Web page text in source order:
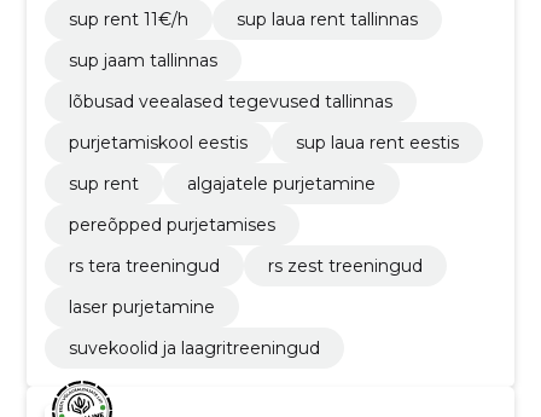
sup rent 11€/h
sup laua rent tallinnas
sup jaam tallinnas
lõbusad veealased tegevused tallinnas
purjetamiskool eestis
sup laua rent eestis
sup rent
algajatele purjetamine
pereõpped purjetamises
rs tera treeningud
rs zest treeningud
laser purjetamine
suvekoolid ja laagritreeningud